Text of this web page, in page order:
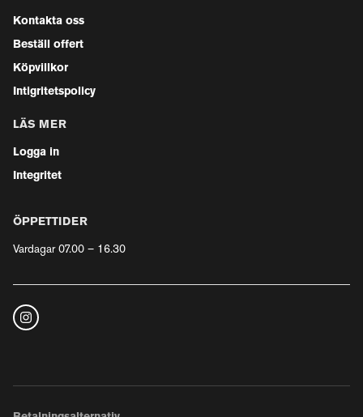
Kontakta oss
Beställ offert
Köpvillkor
Intigritetspolicy
LÄS MER
Logga in
Integritet
ÖPPETTIDER
Vardagar 07.00 – 16.30